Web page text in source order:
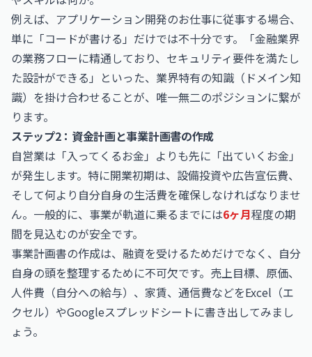
例えば、 アプリケーション開発のお仕事に従事する場合、
単に「コードが書ける」だけでは不十分です。「金融業界
の業務フローに精通しており、セキュリティ要件を満たし
た設計ができる」といった、業界特有の知識（ドメイン知
識）を掛け合わせることが、唯一無二のポジションに繋が
ります。
ステップ2：資金計画と事業計画書の作成
自営業は「入ってくるお金」よりも先に「出ていくお金」
が発生します。特に開業初期は、設備投資や広告宣伝費、
そして何より自分自身の生活費を確保しなければなりませ
ん。一般的に、事業が軌道に乗るまでには6ヶ月程度の期
間を見込むのが安全です。
事業計画書の作成は、融資を受けるためだけでなく、自分
自身の頭を整理するために不可欠です。売上目標、原価、
人件費（自分への給与）、家賃、通信費などをExcel（エ
クセル）やGoogleスプレッドシートに書き出してみまし
ょう。